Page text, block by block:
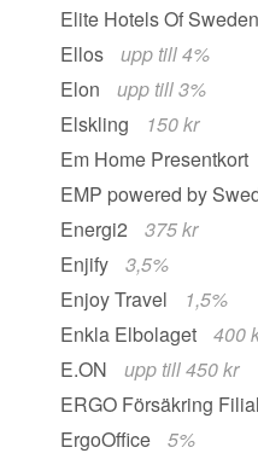
Elite Hotels Of Sweden
Ellos
upp till 4%
Elon
upp till 3%
Elskling
150 kr
Em Home Presentkort
EMP powered by
Energi2
375 kr
Enjify
3,5%
Enjoy Travel
1,5%
Enkla Elbolaget
400
E.ON
upp till 450 kr
ERGO Försäkring Filial
ErgoOffice
5%